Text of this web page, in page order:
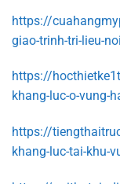
https://
giao-trinh-tri-lieu-
https://
khang-luc-o-vung-
https://
khang-luc-tai-khu-